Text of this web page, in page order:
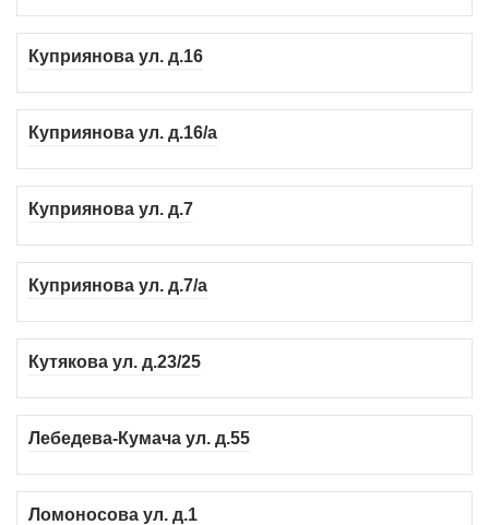
Куприянова ул. д.16
Куприянова ул. д.16/а
Куприянова ул. д.7
Куприянова ул. д.7/а
Кутякова ул. д.23/25
Лебедева-Кумача ул. д.55
Ломоносова ул. д.1